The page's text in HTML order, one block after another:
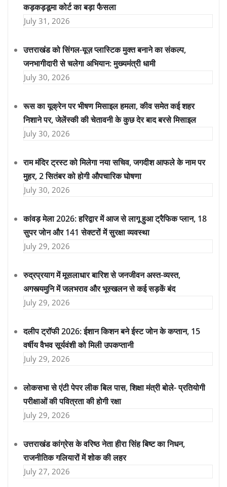
कड़कड़डूमा कोर्ट का बड़ा फैसला
July 31, 2026
उत्तराखंड को सिंगल-यूज़ प्लास्टिक मुक्त बनाने का संकल्प,
जनभागीदारी से चलेगा अभियान: मुख्यमंत्री धामी
July 30, 2026
रूस का यूक्रेन पर भीषण मिसाइल हमला, कीव समेत कई शहर
निशाने पर, जेलेंस्की की चेतावनी के कुछ देर बाद बरसे मिसाइल
July 30, 2026
राम मंदिर ट्रस्ट को मिलेगा नया सचिव, जगदीश आफले के नाम पर
मुहर, 2 सितंबर को होगी औपचारिक घोषणा
July 30, 2026
कांवड़ मेला 2026: हरिद्वार में आज से लागू हुआ ट्रैफिक प्लान, 18
सुपर जोन और 141 सेक्टरों में सुरक्षा व्यवस्था
July 29, 2026
रुद्रप्रयाग में मूसलाधार बारिश से जनजीवन अस्त-व्यस्त,
अगस्त्यमुनि में जलभराव और भूस्खलन से कई सड़कें बंद
July 29, 2026
दलीप ट्रॉफी 2026: ईशान किशन बने ईस्ट जोन के कप्तान, 15
वर्षीय वैभव सूर्यवंशी को मिली उपकप्तानी
July 29, 2026
लोकसभा से एंटी पेपर लीक बिल पास, शिक्षा मंत्री बोले- प्रतियोगी
परीक्षाओं की पवित्रता की होगी रक्षा
July 29, 2026
उत्तराखंड कांग्रेस के वरिष्ठ नेता हीरा सिंह बिष्ट का निधन,
राजनीतिक गलियारों में शोक की लहर
July 27, 2026